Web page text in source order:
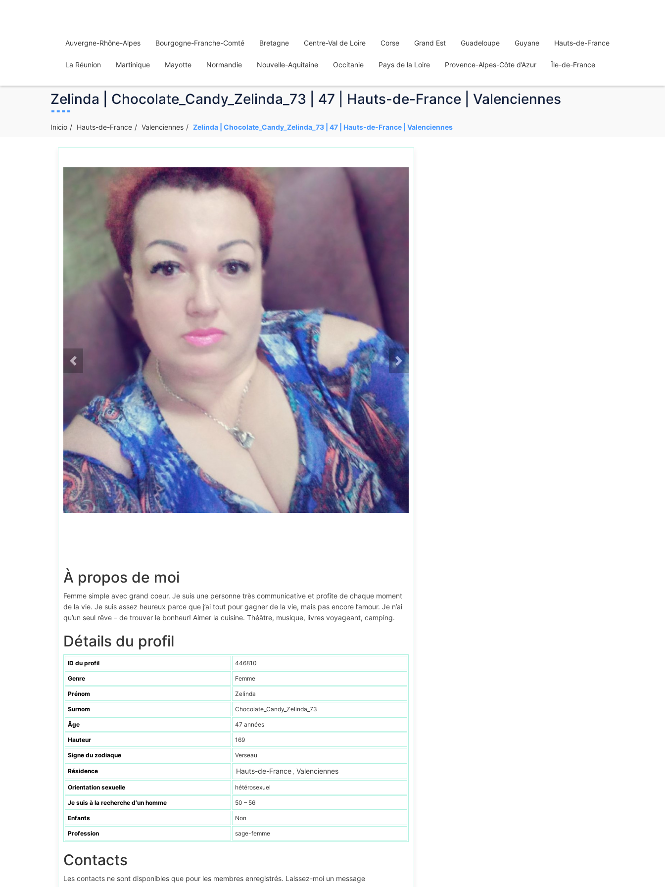
Auvergne-Rhône-Alpes Bourgogne-Franche-Comté Bretagne Centre-Val de Loire Corse Grand Est Guadeloupe Guyane Hauts-de-France
La Réunion Martinique Mayotte Normandie Nouvelle-Aquitaine Occitanie Pays de la Loire Provence-Alpes-Côte d’Azur Île-de-France
Zelinda | Chocolate_Candy_Zelinda_73 | 47 | Hauts-de-France | Valenciennes
Inicio Hauts-de-France Valenciennes Zelinda | Chocolate_Candy_Zelinda_73 | 47 | Hauts-de-France | Valenciennes
À propos de moi
Femme simple avec grand coeur. Je suis une personne très communicative et profite de chaque moment
de la vie. Je suis assez heureux parce que j’ai tout pour gagner de la vie, mais pas encore l’amour. Je n’ai
qu’un seul rêve – de trouver le bonheur! Aimer la cuisine. Théâtre, musique, livres voyageant, camping.
Détails du profil
ID du profil 446810
Genre Femme
Prénom Zelinda
Surnom Chocolate_Candy_Zelinda_73
Âge 47 années
Hauteur 169
Signe du zodiaque Verseau
Résidence Hauts-de-France , Valenciennes
Orientation sexuelle hétérosexuel
Je suis à la recherche d’un homme 50 – 56
Enfants Non
Profession sage-femme
Contacts
Les contacts ne sont disponibles que pour les membres enregistrés. Laissez-moi un message